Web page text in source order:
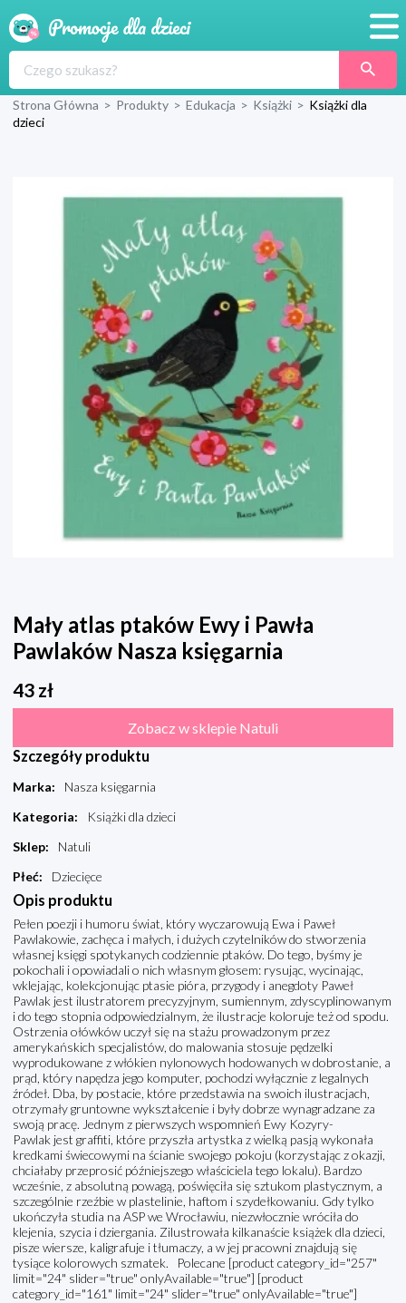
Produkty
Blog
Wyprawka
Strona Główna > Produkty > Edukacja > Książki > Książki dla
dzieci
Mały atlas ptaków Ewy i Pawła
Pawlaków Nasza księgarnia
43 zł
Zobacz w sklepie Natuli
Szczegóły produktu
Marka:
Nasza księgarnia
Kategoria:
Książki dla dzieci
Sklep:
Natuli
Płeć: Dziecięce
Opis produktu
Pełen poezji i humoru świat, który wyczarowują Ewa i Paweł
Pawlakowie, zachęca i małych, i dużych czytelników do stworzenia
własnej księgi spotykanych codziennie ptaków. Do tego, byśmy je
pokochali i opowiadali o nich własnym głosem: rysując, wycinając,
wklejając, kolekcjonując ptasie pióra, przygody i anegdoty Paweł
Pawlak jest ilustratorem precyzyjnym, sumiennym, zdyscyplinowanym
i do tego stopnia odpowiedzialnym, że ilustracje koloruje też od spodu.
Ostrzenia ołówków uczył się na stażu prowadzonym przez
amerykańskich specjalistów, do malowania stosuje pędzelki
wyprodukowane z włókien nylonowych hodowanych w dobrostanie, a
prąd, który napędza jego komputer, pochodzi wyłącznie z legalnych
źródeł. Dba, by postacie, które przedstawia na swoich ilustracjach,
otrzymały gruntowne wykształcenie i były dobrze wynagradzane za
swoją pracę. Jednym z pierwszych wspomnień Ewy Kozyry-
Pawlak jest graffiti, które przyszła artystka z wielką pasją wykonała
kredkami świecowymi na ścianie swojego pokoju (korzystając z okazji,
chciałaby przeprosić późniejszego właściciela tego lokalu). Bardzo
wcześnie, z absolutną powagą, poświęciła się sztukom plastycznym, a
szczególnie rzeźbie w plastelinie, haftom i szydełkowaniu. Gdy tylko
ukończyła studia na ASP we Wrocławiu, niezwłocznie wróciła do
klejenia, szycia i dziergania. Zilustrowała kilkanaście książek dla dzieci,
pisze wiersze, kaligrafuje i tłumaczy, a w jej pracowni znajdują się
tysiące kolorowych szmatek. Polecane [product category_id="257"
limit="24" slider="true" onlyAvailable="true"] [product
category_id="161" limit="24" slider="true" onlyAvailable="true"]